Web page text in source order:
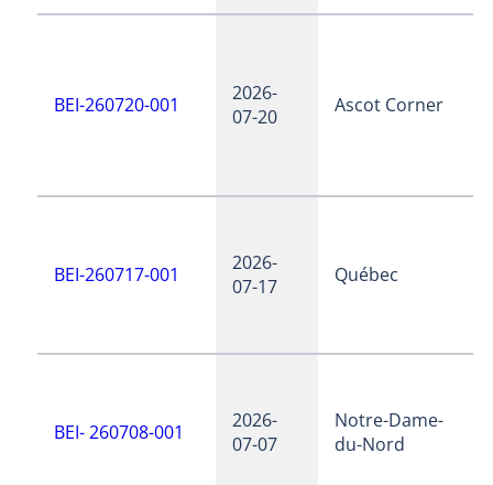
BEI-260720-001
2026-
07-20
Ascot Corner
BEI-260717-001
2026-
07-17
Québec
BEI- 260708-001
2026-
07-07
Notre-Dame-
du-Nord